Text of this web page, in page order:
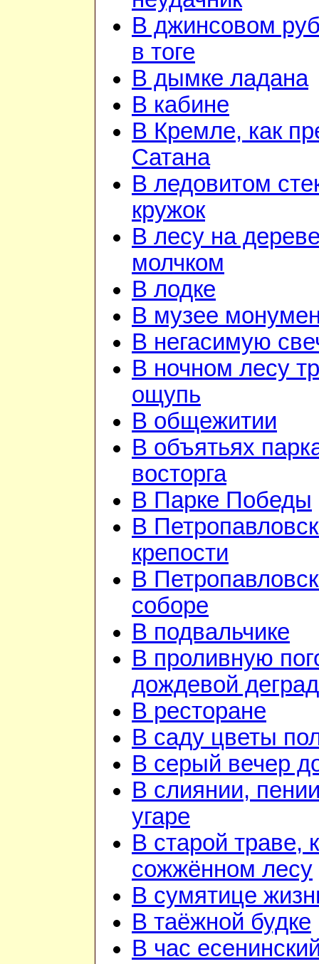
В джинсовом
в тоге
В дымке ладана
В кабине
В Кремле, как
Сатана
В ледовитом
кружок
В лесу на
молчком
В лодке
В музее
В негасимую
В ночном лесу
ощупь
В общежитии
В объятьях
восторга
В Парке Победы
В
крепости
В
соборе
В подвальчике
В проливную
дождевой
В ресторане
В саду цветы
В серый вечер
В слиянии,
угаре
В старой траве,
сожжённом лесу
В сумятице
В таёжной будке
В час